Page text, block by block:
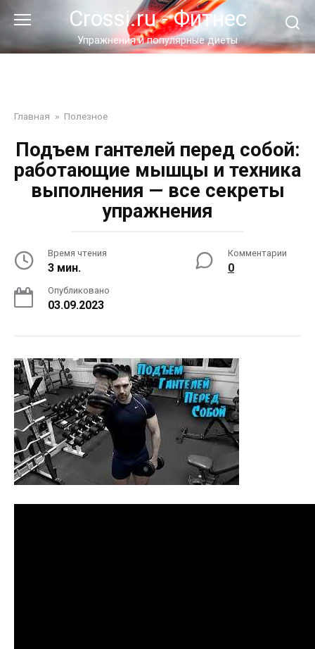
контенту
Crossi.ru - Фитнес
Упражнения и популярные диеты
Главная » Полезное
Подъем гантелей перед собой:
работающие мышцы и техника
выполнения — все секреты
упражнения
Время чтения
3 мин.
Комментарии
0
Опубликовано
03.09.2023